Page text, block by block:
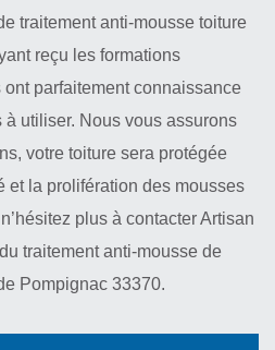
traitement anti-mousse toiture
reçu les formations
parfaitement connaissance
utiliser. Nous vous assurons
votre toiture sera protégée
et la prolifération des mousses
plus à contacter Artisan
traitement anti-mousse de
Pompignac 33370.